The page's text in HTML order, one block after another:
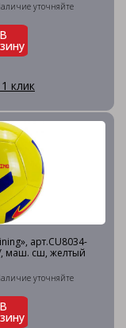
уточняйте
В
клик
арт.CU8034-
маш. сш, желтый
уточняйте
В